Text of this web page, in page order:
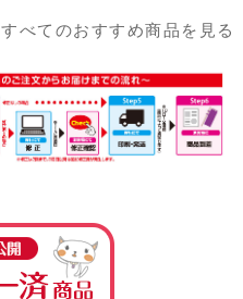
すべてのおすすめ商品を見る